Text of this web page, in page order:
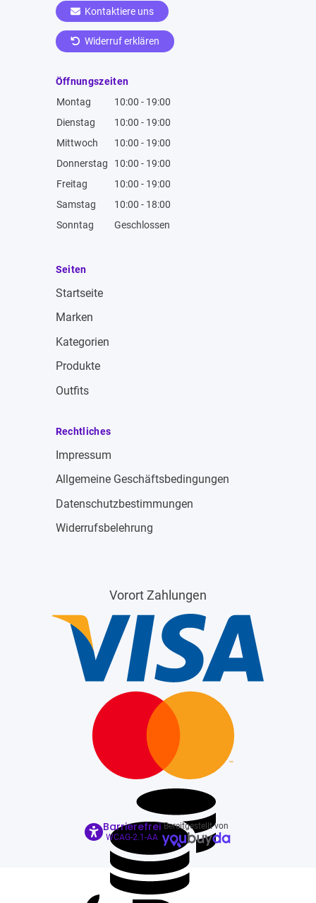
Kontaktiere uns
Widerruf erklären
Öffnungszeiten
Montag
10:00 - 19:00
Dienstag
10:00 - 19:00
Mittwoch
10:00 - 19:00
Donnerstag
10:00 - 19:00
Freitag
10:00 - 19:00
Samstag
10:00 - 18:00
Sonntag
Geschlossen
Seiten
Startseite
Marken
Kategorien
Produkte
Outfits
Rechtliches
Impressum
Allgemeine Geschäftsbedingungen
Datenschutzbestimmungen
Widerrufsbelehrung
Vorort Zahlungen
Barrierefrei
WCAG-2.1-AA
Bereitgestellt von